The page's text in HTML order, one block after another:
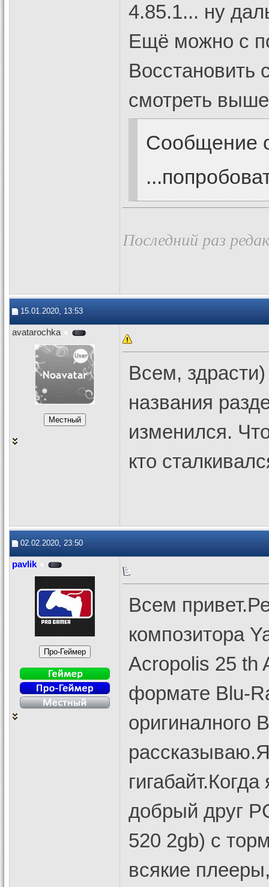
4.85.1... ну
Ещё можно с
Восстановить
смотреть
Сообщение
Последний раз
15.01.2020, 13:53
avatarochka
Всем,
названия
изменился.
кто
02.02.2020, 23:50
pavlik
Всем
композитора
Acropolis 25 th
формате Blu-
оригиналного
добрый друг
520 2gb) с
всякие